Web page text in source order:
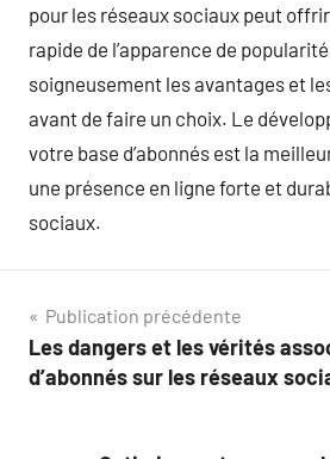
pour les réseaux sociaux peut
rapide de l’apparence de
soigneusement les avantages et
avant de faire un choix. Le
votre base d’abonnés est la
une présence en ligne forte et
sociaux.
Navigation
de
Publication précédente
Les dangers et les vérités
d’abonnés sur les réseaux